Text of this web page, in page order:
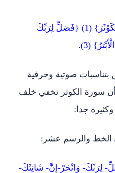
{إِنَّا أَعْطَيْنَاكَ الْكَوْثَرَ} (1) {فَصَلِّ لِرَبِّكَ
بتناسبات صوتية وحرفية
أن سورة الكوثر تخفي خلف
جدا:
الخط والرسم عشر:
لِرَبِّكَ- وَانْحَرْ-إِنَّ- شَانِئَكَ-